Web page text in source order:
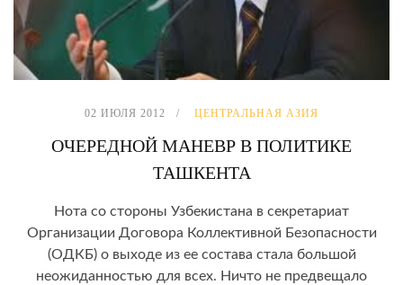
02 ИЮЛЯ 2012 ЦЕНТРАЛЬНАЯ АЗИЯ
ОЧЕРЕДНОЙ МАНЕВР В ПОЛИТИКЕ
ТАШКЕНТА
Нота со стороны Узбекистана в секретариат
Организации Договора Коллективной Безопасности
(ОДКБ) о выходе из ее состава стала большой
неожиданностью для всех. Ничто не предвещало